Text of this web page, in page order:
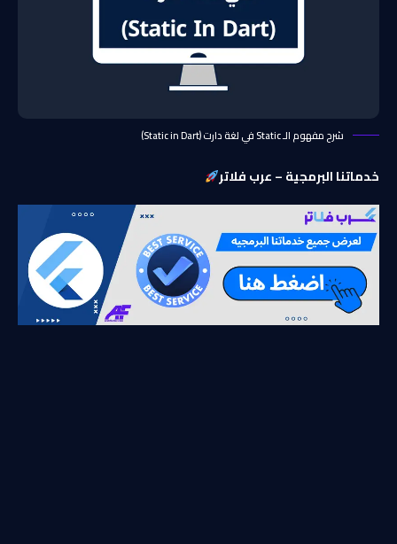
شرح مفهوم الـ Static في لغة دارت (Static in Dart)
خدماتنا البرمجية – عرب فلاتر